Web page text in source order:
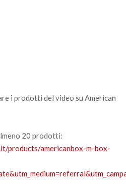
i prodotti del video su American
20 prodotti:
products/americanbox-m-box-